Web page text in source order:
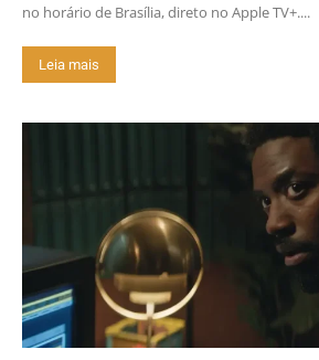
no horário de Brasília, direto no Apple TV+....
Leia mais